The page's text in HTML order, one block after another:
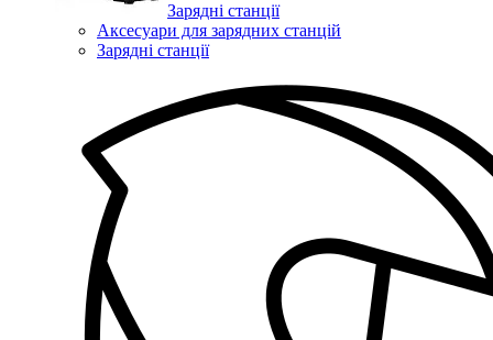
Зарядні станції
Аксесуари для зарядних станцій
Зарядні станції